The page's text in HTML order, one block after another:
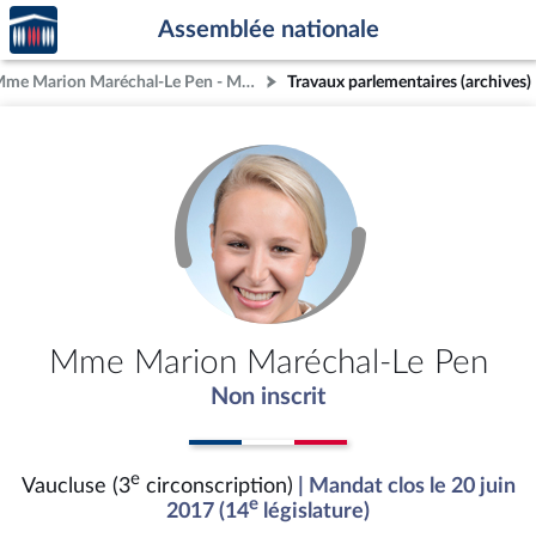
Aller au contenu
Aller en bas de la page
Accèder
à la
page
d'accueil
Assemblée nationale
Mme Marion Maréchal-Le Pen - Mandat clos - Vaucluse (3e circonscription) Travaux parlementaires (archives)
Mme Marion Maréchal-Le Pen
Non inscrit
Vaucluse (3ecirconscription)
| Mandat clos le 20 juin
2017 (14e législature)